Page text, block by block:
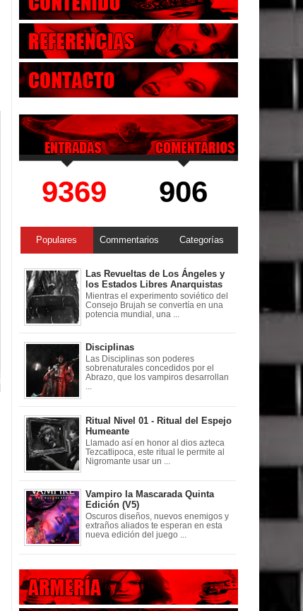
9369 906
Populares Commentarios Categorías
Las Revueltas de Los Ángeles y
los Estados Libres Anarquistas
Mientras el experimento soviético del
Consejo Brujah se convertía en una
potencia mundial, una ...
Disciplinas
Las Disciplinas son poderes
sobrenaturales concedidos por el
Abrazo, que los vampiros desarrollan
Ritual Nivel 01 - Ritual del Espejo
Humeante
Llamado así en honor al dios azteca
Tezcatlipoca, este ritual le permite al
Nigromante usar un ...
Vampiro la Mascarada Quinta
Edición (V5)
Oscuros diseños, nuevos enemigos y
extraños aliados te esperan en esta
nueva edición del juego ...